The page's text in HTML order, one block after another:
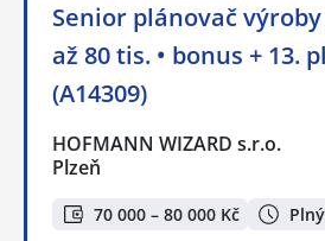
Senior plánovač výroby
až 80 tis. • bonus + 13.
(A14309)
HOFMANN WIZARD s.r.o.
Plzeň
70 000 – 80 000 Kč